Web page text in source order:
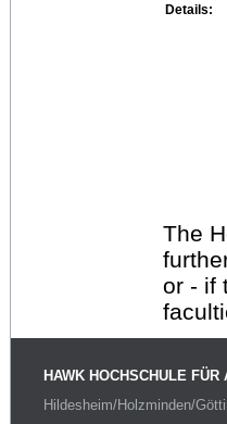
Details:
The
or - if
HAWK HOCHSCHULE
Hildesheim/Holzminden/